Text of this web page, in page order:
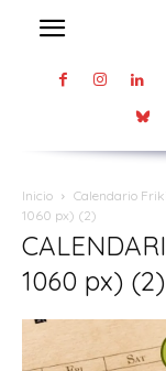
Inicio Calendario
1060 px) (2)
1060 px) (2)